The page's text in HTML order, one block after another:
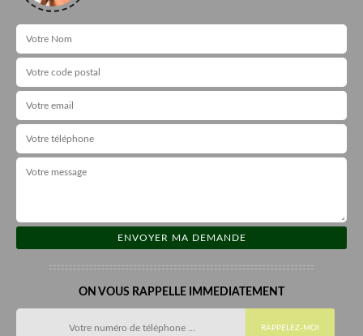
ON VOUS RAPPELLE IMMEDIATEMENT